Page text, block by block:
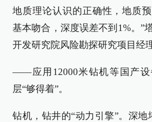
地质理论认识的正确性，地质
基本吻合，深度误差不到1%。”
开发研究院风险勘探研究项目经
——应用12000米钻机等国产设
层“够得着”。
钻机，钻井的“动力引擎”。深地